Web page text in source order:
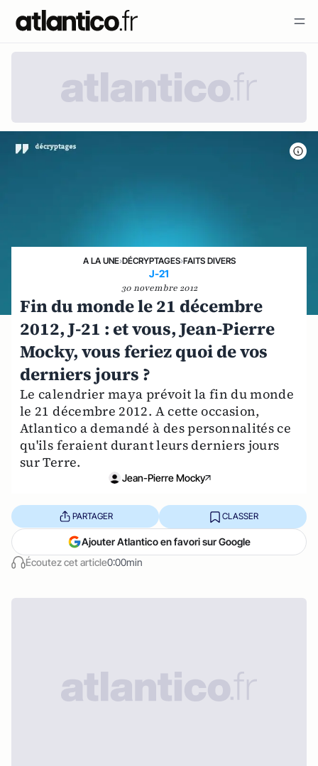
A LA UNE›DÉCRYPTAGES›FAITS DIVERS
J-21
30 novembre 2012
Fin du monde le 21 décembre
2012, J-21 : et vous, Jean-Pierre
Mocky, vous feriez quoi de vos
derniers jours ?
Le calendrier maya prévoit la fin du monde
le 21 décembre 2012. A cette occasion,
Atlantico a demandé à des personnalités ce
qu'ils feraient durant leurs derniers jours
sur Terre.
Jean-Pierre Mocky
Écoutez cet article0:00min
PARTAGER CLASSER
Ajouter Atlantico en favori sur Google